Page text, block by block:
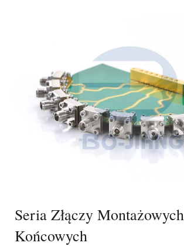
Seria Złączy Montażowych
Końcowych